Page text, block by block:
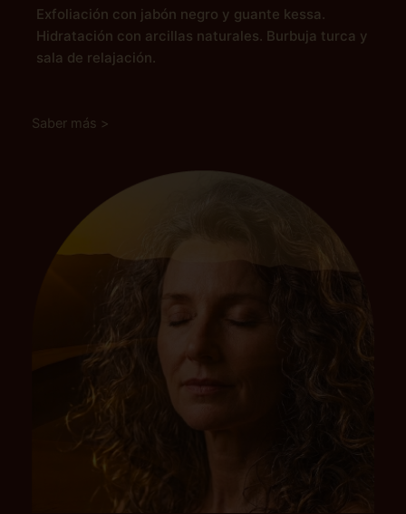
Exfoliación con jabón negro y guante kessa.
Hidratación con arcillas naturales. Burbuja turca y
sala de relajación.
Saber más >